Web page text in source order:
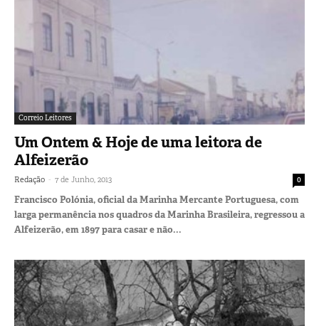
Correio Leitores
Um Ontem & Hoje de uma leitora de
Alfeizerão
Redação - 7 de Junho, 2013 0
Francisco Polónia, oficial da Marinha Mercante Portuguesa, com
larga permanência nos quadros da Marinha Brasileira, regressou a
Alfeizerão, em 1897 para casar e não...